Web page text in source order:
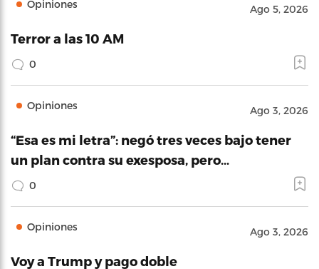
Opiniones Ago 5, 2026
Terror a las 10 AM
0
Opiniones Ago 3, 2026
“Esa es mi letra”: negó tres veces bajo tener
un plan contra su exesposa, pero…
0
Opiniones Ago 3, 2026
Voy a Trump y pago doble